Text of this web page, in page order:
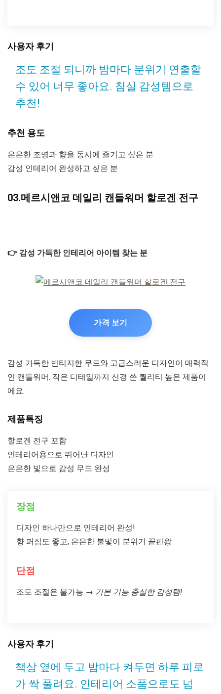
사용자 후기
조도 조절 되니까 밤마다 분위기 연출할
수 있어 너무 좋아요. 침실 감성템으로
추천!
추천 용도
은은한 조명과 향을 동시에 즐기고 싶은 분
감성 인테리어 완성하고 싶은 분
03.메르시앤코 데일리 캔들워머 할로겐 전구
👉 감성 가득한 인테리어 아이템 찾는 분
가격 보기
감성 가득한 빈티지한 무드와 고급스러운 디자인이 매력적
인 캔들워머. 작은 디테일까지 신경 쓴 퀄리티 높은 제품이
에요.
제품특징
할로겐 전구 포함
인테리어용으로 뛰어난 디자인
은은한 빛으로 감성 무드 완성
장점
디자인 하나만으로 인테리어 완성!
향 퍼짐도 좋고, 은은한 불빛이 분위기 끝판왕
단점
조도 조절은 불가능 → 기본 기능 충실한 감성템!
사용자 후기
책상 옆에 두고 밤마다 켜두면 하루 피로
가 싹 풀려요. 인테리어 소품으로도 넘